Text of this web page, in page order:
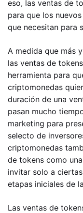
eso, las ventas de
para que los
que necesitan para
A medida que más
las ventas de
herramienta para
criptomonedas
duración de una
pasan mucho
marketing para
selecto de
criptomonedas
de tokens como
invitar solo a
etapas iniciales de
Las ventas de